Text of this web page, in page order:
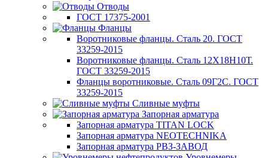
Отводы
ГОСТ 17375-2001
Фланцы
Воротниковые фланцы. Сталь 20. ГОСТ
33259-2015
Воротниковые фланцы. Сталь 12Х18Н10Т.
ГОСТ 33259-2015
Фланцы воротниковые. Сталь 09Г2С. ГОСТ
33259-2015
Сливные муфты
Запорная арматура
Запорная арматура TITAN LOCK
Запорная арматура NEOTECHNIKA
Запорная арматура РВЗ-ЗАВОД